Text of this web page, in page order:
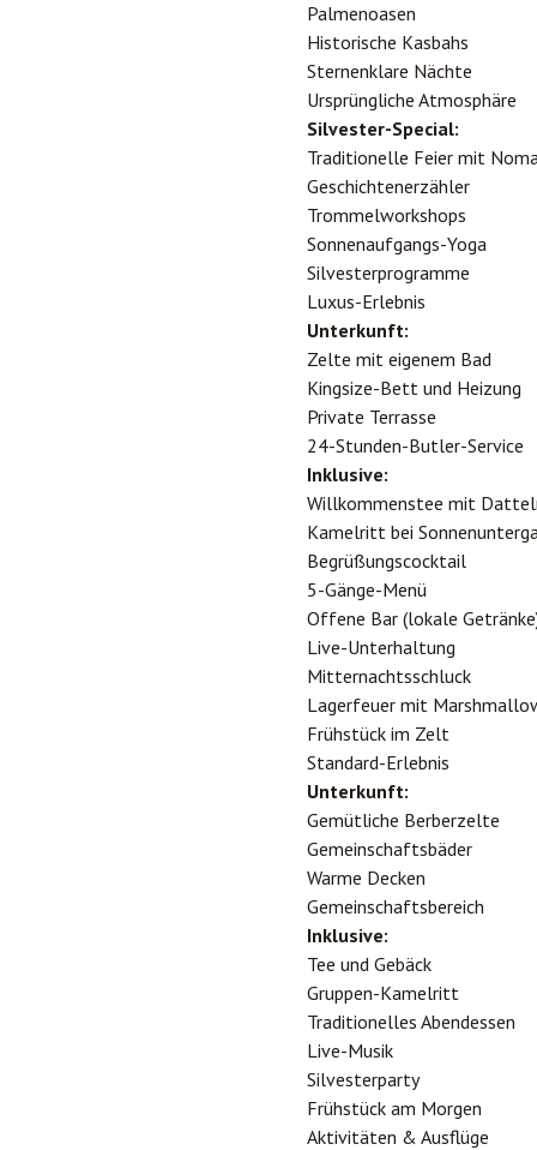
Palmenoasen
Historische Kasbahs
Sternenklare Nächte
Ursprüngliche Atmosphäre
Silvester-Special:
Traditionelle Feier mit
Geschichtenerzähler
Trommelworkshops
Sonnenaufgangs-Yoga
Silvesterprogramme
Luxus-Erlebnis
Unterkunft:
Zelte mit eigenem Bad
Kingsize-Bett und Heizung
Private Terrasse
24-Stunden-Butler-Service
Inklusive:
Willkommenstee mit
Kamelritt bei
Begrüßungscocktail
5-Gänge-Menü
Offene Bar (lokale
Live-Unterhaltung
Mitternachtsschluck
Lagerfeuer mit
Frühstück im Zelt
Standard-Erlebnis
Unterkunft:
Gemütliche Berberzelte
Gemeinschaftsbäder
Warme Decken
Gemeinschaftsbereich
Inklusive:
Tee und Gebäck
Gruppen-Kamelritt
Traditionelles Abendessen
Live-Musik
Silvesterparty
Frühstück am Morgen
Aktivitäten & Ausflüge